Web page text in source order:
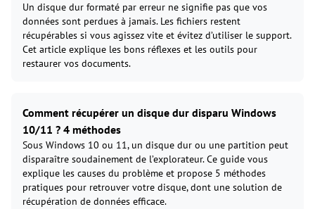
Un disque dur formaté par erreur ne signifie pas que vos
données sont perdues à jamais. Les fichiers restent
récupérables si vous agissez vite et évitez d’utiliser le support.
Cet article explique les bons réflexes et les outils pour
restaurer vos documents.
Comment récupérer un disque dur disparu Windows
10/11 ? 4 méthodes
Sous Windows 10 ou 11, un disque dur ou une partition peut
disparaître soudainement de l’explorateur. Ce guide vous
explique les causes du problème et propose 5 méthodes
pratiques pour retrouver votre disque, dont une solution de
récupération de données efficace.